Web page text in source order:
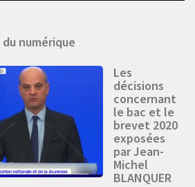
numérique
Les
décisions
concernant
le bac et le
brevet 2020
exposées
par Jean-
Michel
BLANQUER